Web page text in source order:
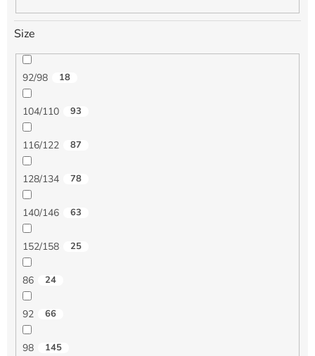
Size
92/98 18
104/110 93
116/122 87
128/134 78
140/146 63
152/158 25
86 24
92 66
98 145